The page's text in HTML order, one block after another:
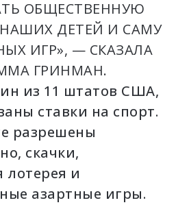
ОБЩЕСТВЕННУЮ
ДЕТЕЙ И САМУ
ИГР», — СКАЗАЛА
ГРИНМАН.
из 11 штатов США,
ставки на спорт.
разрешены
скачки,
лотерея и
азартные игры.